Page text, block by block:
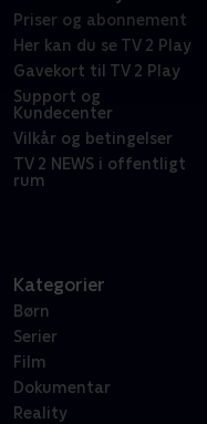
Priser og abonnement
Her kan du se TV 2 Play
Gavekort til TV 2 Play
Support og
Kundecenter
Vilkår og betingelser
TV 2 NEWS i offentligt
rum
Kategorier
Børn
Serier
Film
Dokumentar
Reality